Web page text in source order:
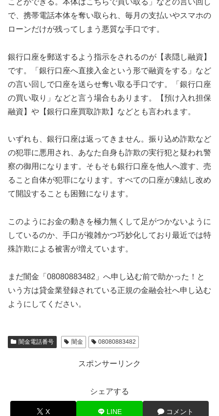
で、携帯電話本体を奪い取られ、毎月の支払いやスマホの
ローンだけが残ってしまう悪質な手口です。
銀行口座を郵送するよう指示をされるのが【表隠し融資】
です。「銀行口座へ直接入金という形で融資をする」など
の言い回しで口座を送らせ奪い取る手口です。「銀行口座
の買い取り」などと言う場合もあります。【預け入れ担保
融資】や【銀行口座買取詐欺】などとも言われます。
いずれも、銀行口座は返ってきません。振り込め詐欺など
の犯罪に悪用され、あなた自身も詐欺の実行犯と疑われ警
察の御用になります。そもそも銀行口座を他人へ渡す、売
ること自体が犯罪になります。すべての口座が凍結し改め
て開設することも困難になります。
このようにお金の動きを極力無くして足がつかないように
しているのか、手口が複雑かつ巧妙化しており最近では特
殊詐欺による被害が増えています。
まだ闇金「08080883482」へ申し込む前で助かった！と
いう方は貸金業登録されている正規の金融会社へ申し込む
ようにしてください。
闇金電話番号 闇金 08080883482
スポンサーリンク
シェアする
X LINE コメント